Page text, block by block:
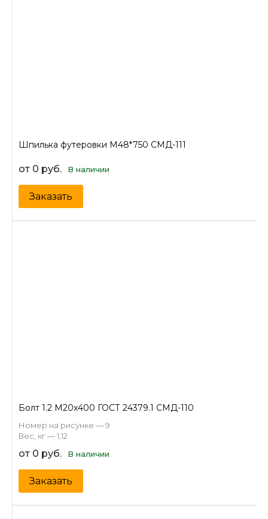
Шпилька футеровки М48*750 СМД-111
от 0 руб. В наличии
Заказать
Болт 1.2 М20х400 ГОСТ 24379.1 СМД-110
Номер на рисунке — 9
Вес, кг — 1,12
от 0 руб. В наличии
Заказать